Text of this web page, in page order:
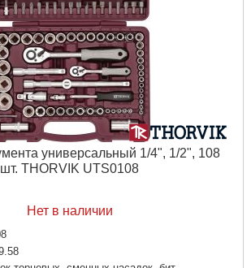
универсальный 1/4", 1/2", 108
шт. THORVIK UTS0108
Нет в наличии